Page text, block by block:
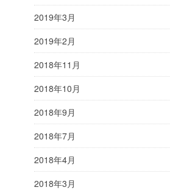
2019年3月
2019年2月
2018年11月
2018年10月
2018年9月
2018年7月
2018年4月
2018年3月